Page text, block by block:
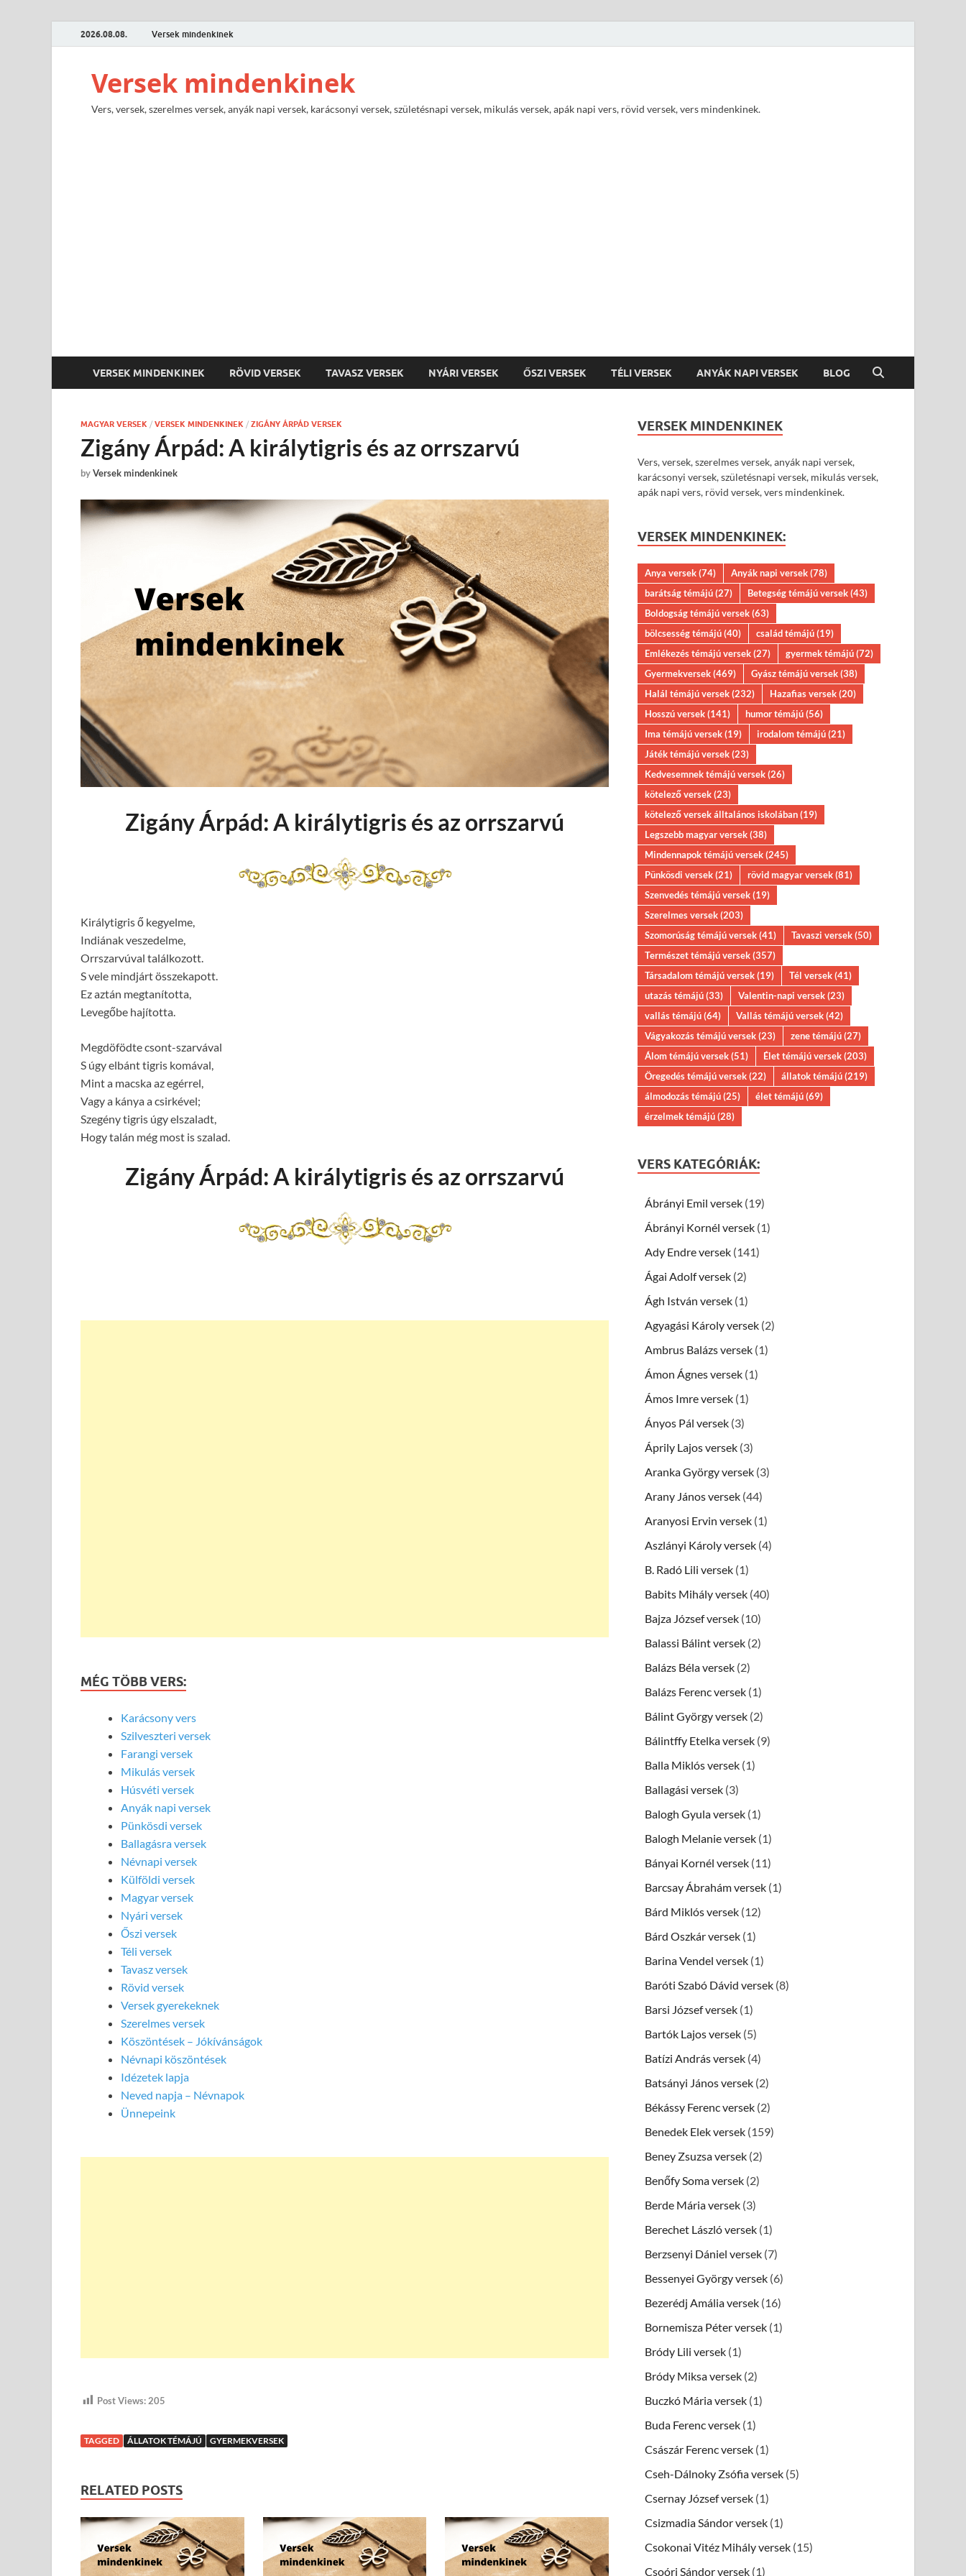
2026.08.08. Versek mindenkinek
Versek mindenkinek
Vers, versek, szerelmes versek, anyák napi versek, karácsonyi versek, születésnapi versek, mikulás versek, apák napi vers, rövid versek, vers mindenkinek.
VERSEK MINDENKINEK RÖVID VERSEK TAVASZ VERSEK NYÁRI VERSEK ŐSZI VERSEK TÉLI VERSEK ANYÁK NAPI VERSEK BLOG
MAGYAR VERSEK / VERSEK MINDENKINEK / ZIGÁNY ÁRPÁD VERSEK
Zigány Árpád: A királytigris és az orrszarvú
byVersek mindenkinek
Zigány Árpád: A királytigris és az orrszarvú
Királytigris ő kegyelme,
Indiának veszedelme,
Orrszarvúval találkozott.
S vele mindjárt összekapott.
Ez aztán megtanította,
Levegőbe hajította.
Megdöfödte csont-szarvával
S úgy elbánt tigris komával,
Mint a macska az egérrel,
Vagy a kánya a csirkével;
Szegény tigris úgy elszaladt,
Hogy talán még most is szalad.
Zigány Árpád: A királytigris és az orrszarvú
MÉG TÖBB VERS:
Karácsony vers
Szilveszteri versek
Farangi versek
Mikulás versek
Húsvéti versek
Anyák napi versek
Pünkösdi versek
Ballagásra versek
Névnapi versek
Külföldi versek
Magyar versek
Nyári versek
Őszi versek
Téli versek
Tavasz versek
Rövid versek
Versek gyerekeknek
Szerelmes versek
Köszöntések – Jókívánságok
Névnapi köszöntések
Idézetek lapja
Neved napja – Névnapok
Ünnepeink
Post Views: 205
TAGGED ÁLLATOK TÉMÁJÚ GYERMEKVERSEK
RELATED POSTS
VERSEK MINDENKINEK
Vers, versek, szerelmes versek, anyák napi versek,
karácsonyi versek, születésnapi versek, mikulás versek,
apák napi vers, rövid versek, vers mindenkinek.
VERSEK MINDENKINEK:
Anya versek(74) Anyák napi versek(78)
barátság témájú(27) Betegség témájú versek(43)
Boldogság témájú versek(63)
bölcsesség témájú(40) család témájú(19)
Emlékezés témájú versek(27) gyermek témájú(72)
Gyermekversek(469) Gyász témájú versek(38)
Halál témájú versek(232) Hazafias versek(20)
Hosszú versek(141) humor témájú(56)
Ima témájú versek(19) irodalom témájú(21)
Játék témájú versek(23)
Kedvesemnek témájú versek(26)
kötelező versek(23)
kötelező versek álltalános iskolában(19)
Legszebb magyar versek(38)
Mindennapok témájú versek(245)
Pünkösdi versek(21) rövid magyar versek(81)
Szenvedés témájú versek(19)
Szerelmes versek(203)
Szomorúság témájú versek(41) Tavaszi versek(50)
Természet témájú versek(357)
Társadalom témájú versek(19) Tél versek(41)
utazás témájú(33) Valentin-napi versek(23)
vallás témájú(64) Vallás témájú versek(42)
Vágyakozás témájú versek(23) zene témájú(27)
Álom témájú versek(51) Élet témájú versek(203)
Öregedés témájú versek(22) állatok témájú(219)
álmodozás témájú(25) élet témájú(69)
érzelmek témájú(28)
VERS KATEGÓRIÁK:
Ábrányi Emil versek (19)
Ábrányi Kornél versek (1)
Ady Endre versek (141)
Ágai Adolf versek (2)
Ágh István versek (1)
Agyagási Károly versek (2)
Ambrus Balázs versek (1)
Ámon Ágnes versek (1)
Ámos Imre versek (1)
Ányos Pál versek (3)
Áprily Lajos versek (3)
Aranka György versek (3)
Arany János versek (44)
Aranyosi Ervin versek (1)
Aszlányi Károly versek (4)
B. Radó Lili versek (1)
Babits Mihály versek (40)
Bajza József versek (10)
Balassi Bálint versek (2)
Balázs Béla versek (2)
Balázs Ferenc versek (1)
Bálint György versek (2)
Bálintffy Etelka versek (9)
Balla Miklós versek (1)
Ballagási versek (3)
Balogh Gyula versek (1)
Balogh Melanie versek (1)
Bányai Kornél versek (11)
Barcsay Ábrahám versek (1)
Bárd Miklós versek (12)
Bárd Oszkár versek (1)
Barina Vendel versek (1)
Baróti Szabó Dávid versek (8)
Barsi József versek (1)
Bartók Lajos versek (5)
Batízi András versek (4)
Batsányi János versek (2)
Békássy Ferenc versek (2)
Benedek Elek versek (159)
Beney Zsuzsa versek (2)
Benőfy Soma versek (2)
Berde Mária versek (3)
Berechet László versek (1)
Berzsenyi Dániel versek (7)
Bessenyei György versek (6)
Bezerédj Amália versek (16)
Bornemisza Péter versek (1)
Bródy Lili versek (1)
Bródy Miksa versek (2)
Buczkó Mária versek (1)
Buda Ferenc versek (1)
Császár Ferenc versek (1)
Cseh-Dálnoky Zsófia versek (5)
Csernay József versek (1)
Csizmadia Sándor versek (1)
Csokonai Vitéz Mihály versek (15)
Csoóri Sándor versek (1)